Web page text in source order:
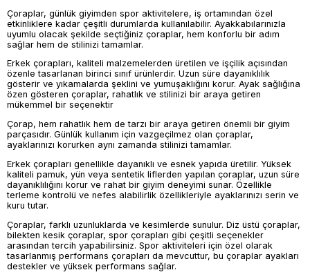
Çoraplar, günlük giyimden spor aktivitelere, iş ortamından özel
etkinliklere kadar çeşitli durumlarda kullanılabilir. Ayakkabılarınızla
uyumlu olacak şekilde seçtiğiniz çoraplar, hem konforlu bir adım
sağlar hem de stilinizi tamamlar.
Erkek çorapları, kaliteli malzemelerden üretilen ve işçilik açısından
özenle tasarlanan birinci sınıf ürünlerdir. Uzun süre dayanıklılık
gösterir ve yıkamalarda şeklini ve yumuşaklığını korur. Ayak sağlığına
özen gösteren çoraplar, rahatlık ve stilinizi bir araya getiren
mükemmel bir seçenektir
Çorap, hem rahatlık hem de tarzı bir araya getiren önemli bir giyim
parçasıdır. Günlük kullanım için vazgeçilmez olan çoraplar,
ayaklarınızı korurken aynı zamanda stilinizi tamamlar.
Erkek çorapları genellikle dayanıklı ve esnek yapıda üretilir. Yüksek
kaliteli pamuk, yün veya sentetik liflerden yapılan çoraplar, uzun süre
dayanıklılığını korur ve rahat bir giyim deneyimi sunar. Özellikle
terleme kontrolü ve nefes alabilirlik özellikleriyle ayaklarınızı serin ve
kuru tutar.
Çoraplar, farklı uzunluklarda ve kesimlerde sunulur. Diz üstü çoraplar,
bilekten kesik çoraplar, spor çorapları gibi çeşitli seçenekler
arasından tercih yapabilirsiniz. Spor aktiviteleri için özel olarak
tasarlanmış performans çorapları da mevcuttur, bu çoraplar ayakları
destekler ve yüksek performans sağlar.